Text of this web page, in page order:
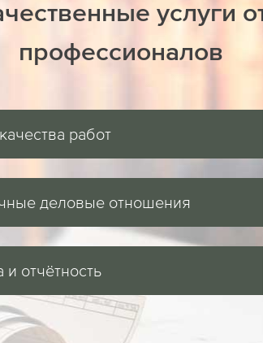
услуги
профессионалов
работ
деловые отношения
и отчётность